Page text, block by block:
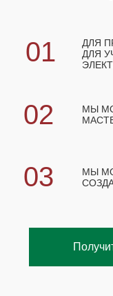
01
02
03
ДЛЯ
ДЛЯ
МЫ
МЫ